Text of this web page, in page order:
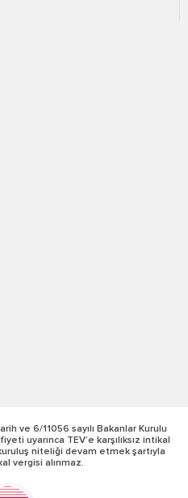
ve 6/11056 sayılı Bakanlar Kurulu
uyarınca TEV’e karşılıksız intikal
niteliği devam etmek şartıyla
vergisi alınmaz.